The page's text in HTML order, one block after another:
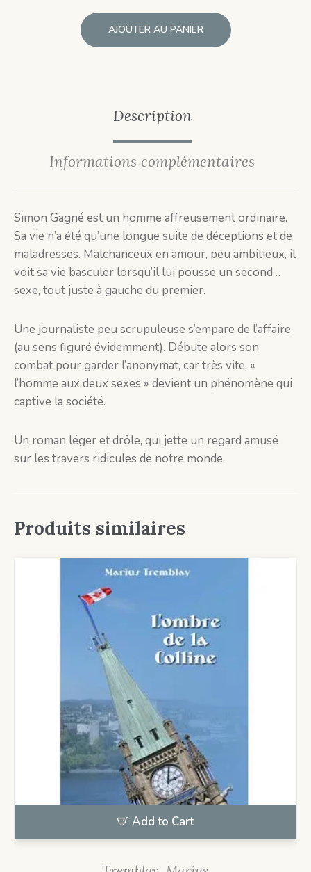
AJOUTER AU PANIER
Description
Informations complémentaires
Simon Gagné est un homme affreusement ordinaire.
Sa vie n’a été qu’une longue suite de déceptions et de
maladresses. Malchanceux en amour, peu ambitieux, il
voit sa vie basculer lorsqu’il lui pousse un second…
sexe, tout juste à gauche du premier.
Une journaliste peu scrupuleuse s’empare de l’affaire
(au sens figuré évidemment). Débute alors son
combat pour garder l’anonymat, car très vite, «
l’homme aux deux sexes » devient un phénomène qui
captive la société.
Un roman léger et drôle, qui jette un regard amusé
sur les travers ridicules de notre monde.
Produits similaires
Add to Cart